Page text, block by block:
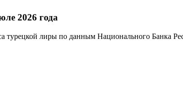
2026 года
турецкой лиры по данным Национального Банка